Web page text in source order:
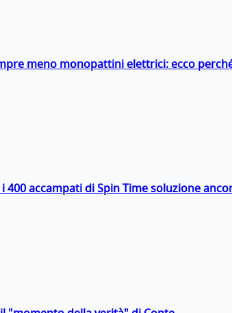
meno monopattini elettrici: ecco
400 accampati di Spin Time soluzione